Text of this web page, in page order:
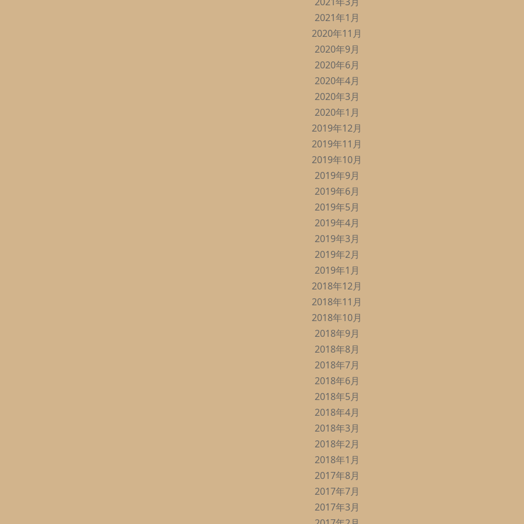
2021年1月
2020年11月
2020年9月
2020年6月
2020年4月
2020年3月
2020年1月
2019年12月
2019年11月
2019年10月
2019年9月
2019年6月
2019年5月
2019年4月
2019年3月
2019年2月
2019年1月
2018年12月
2018年11月
2018年10月
2018年9月
2018年8月
2018年7月
2018年6月
2018年5月
2018年4月
2018年3月
2018年2月
2018年1月
2017年8月
2017年7月
2017年3月